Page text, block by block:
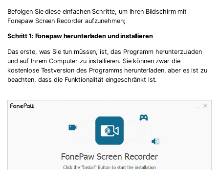
Befolgen Sie diese einfachen Schritte, um Ihren Bildschirm mit
Fonepaw Screen Recorder aufzunehmen;
Schritt 1: Fonepaw herunterladen und installieren
Das erste, was Sie tun müssen, ist, das Programm herunterzuladen
und auf Ihrem Computer zu installieren. Sie können zwar die
kostenlose Testversion des Programms herunterladen, aber es ist zu
beachten, dass die Funktionalität eingeschränkt ist.